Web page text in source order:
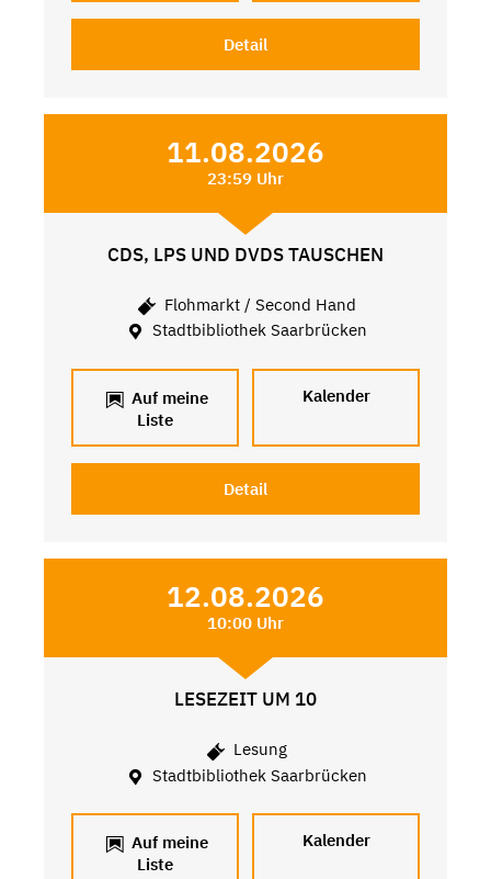
Detail
11.08.2026
23:59 Uhr
CDS, LPS UND DVDS TAUSCHEN
Flohmarkt / Second Hand
Stadtbibliothek Saarbrücken
Auf meine
Liste
Kalender
Detail
12.08.2026
10:00 Uhr
LESEZEIT UM 10
Lesung
Stadtbibliothek Saarbrücken
Auf meine
Liste
Kalender